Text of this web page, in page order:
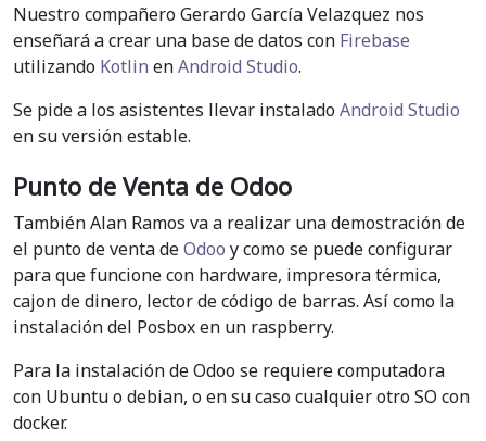
Nuestro compañero Gerardo García Velazquez nos
enseñará a crear una base de datos con Firebase
utilizando Kotlin enAndroid Studio.
Se pide a los asistentes llevar instaladoAndroid Studio
en su versión estable.
Punto de Venta de Odoo
También Alan Ramos va a realizar una demostración de
el punto de venta deOdoo y como se puede configurar
para que funcione con hardware, impresora térmica,
cajon de dinero, lector de código de barras. Así como la
instalación del Posbox en un raspberry.
Para la instalación de Odoo se requiere computadora
con Ubuntu o debian, o en su caso cualquier otro SO con
docker.